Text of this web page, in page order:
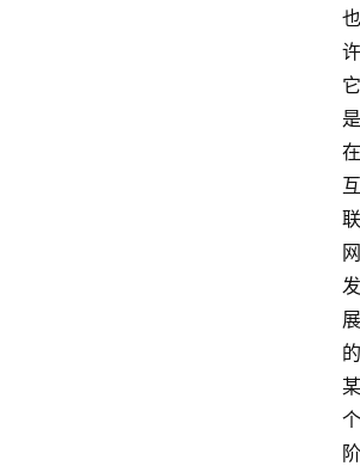
也
许
它
是
在
互
联
网
发
展
的
某
个
阶